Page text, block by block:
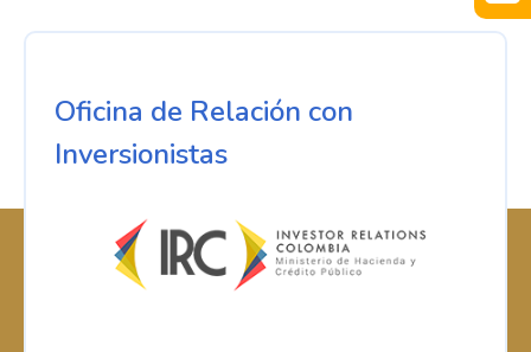
Oficina de Relación con
Inversionistas